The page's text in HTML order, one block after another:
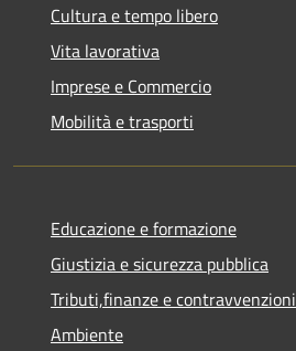
Cultura e tempo libero
Vita lavorativa
Imprese e Commercio
Mobilità e trasporti
Educazione e formazione
Giustizia e sicurezza pubblica
Tributi,finanze e contravvenzioni
Ambiente